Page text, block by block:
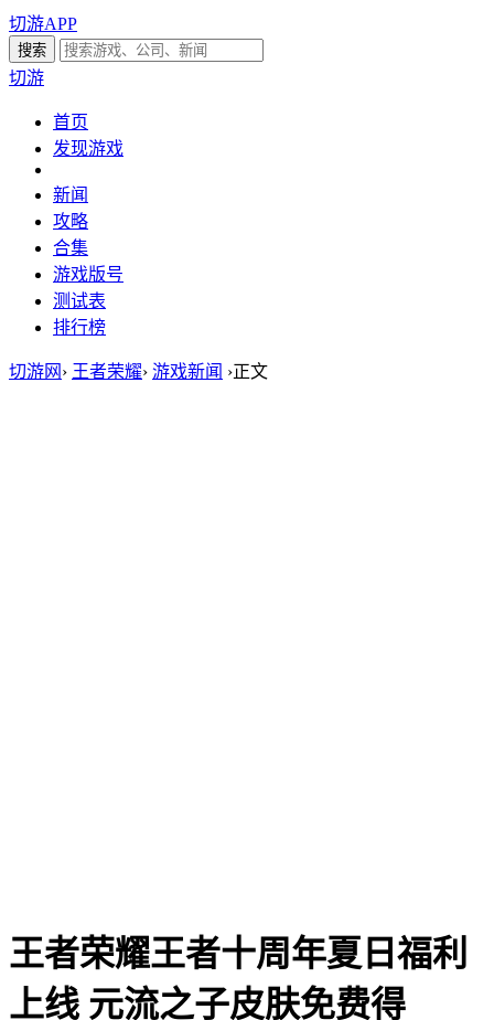
切游APP
切游
首页
发现游戏
新闻
攻略
合集
游戏版号
测试表
排行榜
切游网 › 王者荣耀› 游戏新闻 ›正文
王者荣耀王者十周年夏日福利
上线 元流之子皮肤免费得